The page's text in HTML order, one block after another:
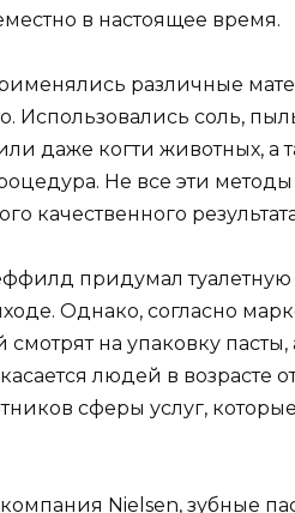
в настоящее время.
различные
Использовались соль,
даже когти животных, а
Не все эти
качественного
придумал туалетную
Однако, согласно
на упаковку пасты,
людей в возрасте
сферы услуг,
Nielsen, зубные